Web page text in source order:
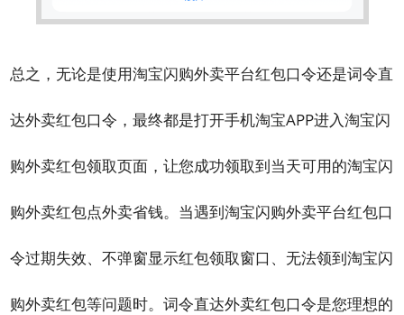
总之，无论是使用淘宝闪购外卖平台红包口令还是词令直
达外卖红包口令，最终都是打开手机淘宝APP进入淘宝闪
购外卖红包领取页面，让您成功领取到当天可用的淘宝闪
购外卖红包点外卖省钱。当遇到淘宝闪购外卖平台红包口
令过期失效、不弹窗显示红包领取窗口、无法领到淘宝闪
购外卖红包等问题时。词令直达外卖红包口令是您理想的